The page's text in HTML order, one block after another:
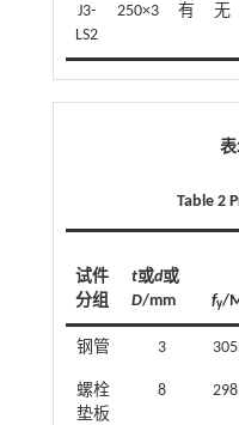
J3-
LS2
250×3 有 无
Table 2
试件
分组
t或d或
D/mm fy/
钢管 3
螺栓
垫板
8